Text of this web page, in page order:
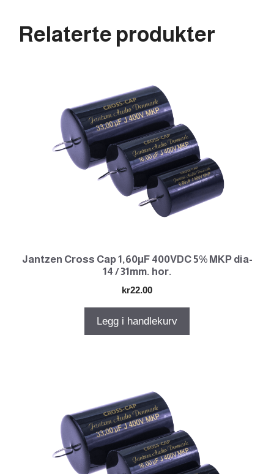
Relaterte produkter
Jantzen Cross Cap 1,60µF 400VDC 5% MKP dia-
14 / 31mm. hor.
kr22.00
Legg i handlekurv